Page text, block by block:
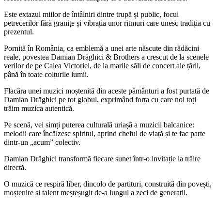
Este extazul miilor de întâlniri dintre trupă și public, focul
petrecerilor fără granițe și vibrația unor ritmuri care unesc tradiția cu
prezentul.
Pornită în România, ca emblemă a unei arte născute din rădăcini
reale, povestea Damian Drăghici & Brothers a crescut de la scenele
verilor de pe Calea Victoriei, de la marile săli de concert ale țării,
până în toate colțurile lumii.
Flacăra unei muzici moștenită din aceste pământuri a fost purtată de
Damian Drăghici pe tot globul, exprimând forța cu care noi toți
trăim muzica autentică.
Pe scenă, vei simți puterea culturală uriașă a muzicii balcanice:
melodii care încălzesc spiritul, aprind cheful de viață și te fac parte
dintr-un „acum” colectiv.
Damian Drăghici transformă fiecare sunet într-o invitație la trăire
directă.
O muzică ce respiră liber, dincolo de partituri, construită din povești,
moștenire și talent meșteșugit de-a lungul a zeci de generații.